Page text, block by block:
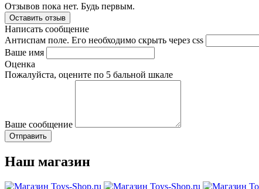
Отзывов пока нет. Будь первым.
Оставить отзыв
Написать сообщение
Антиспам поле. Его необходимо скрыть через css
Ваше имя
Оценка
Пожалуйста, оцените по 5 бальной шкале
Ваше сообщение
Наш магазин